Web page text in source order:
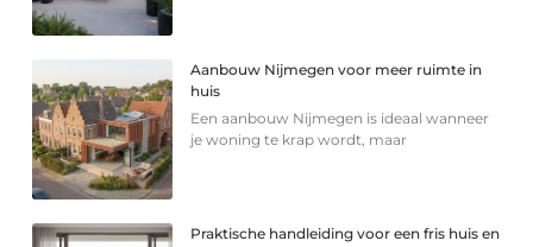
Aanbouw Nijmegen voor meer ruimte in
huis
Een aanbouw Nijmegen is ideaal wanneer
je woning te krap wordt, maar
Praktische handleiding voor een fris huis en